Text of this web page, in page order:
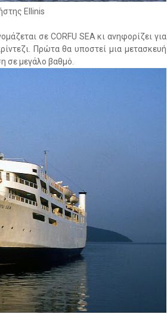
Ellinis
σε CORFU SEA κι ανηφορίζει για
Πρώτα θα υποστεί μια μετασκευή
σε μεγάλο βαθμό.